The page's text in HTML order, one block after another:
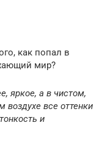
как попал в
мир?
яркое, а в чистом,
воздухе все оттенки
и